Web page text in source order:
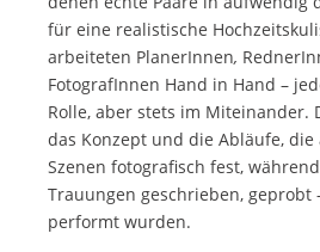
für eine realistische
arbeiteten PlanerInnen,
FotografInnen Hand in Hand –
Rolle, aber stets im Miteinander.
das Konzept und die Abläufe,
Szenen fotografisch fest,
Trauungen geschrieben, geprobt
performt wurden.